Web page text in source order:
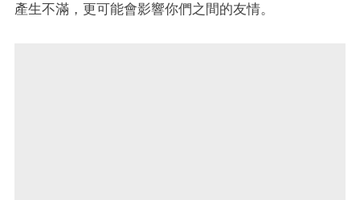
產生不滿，更可能會影響你們之間的友情。